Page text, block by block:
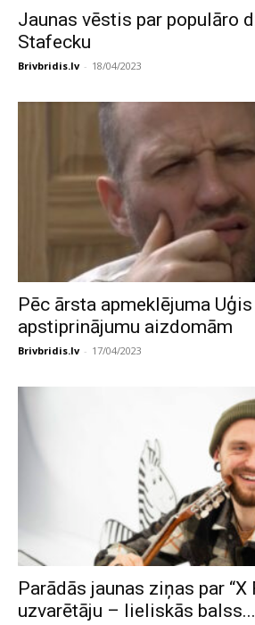
Jaunas vēstis par populāro
Stafecku
Brivbridis.lv - 18/04/2023
Pēc ārsta apmeklējuma
apstiprinājumu aizdomām
Brivbridis.lv - 17/04/2023
Parādās jaunas ziņas par “X
uzvarētāju – lieliskās balss...